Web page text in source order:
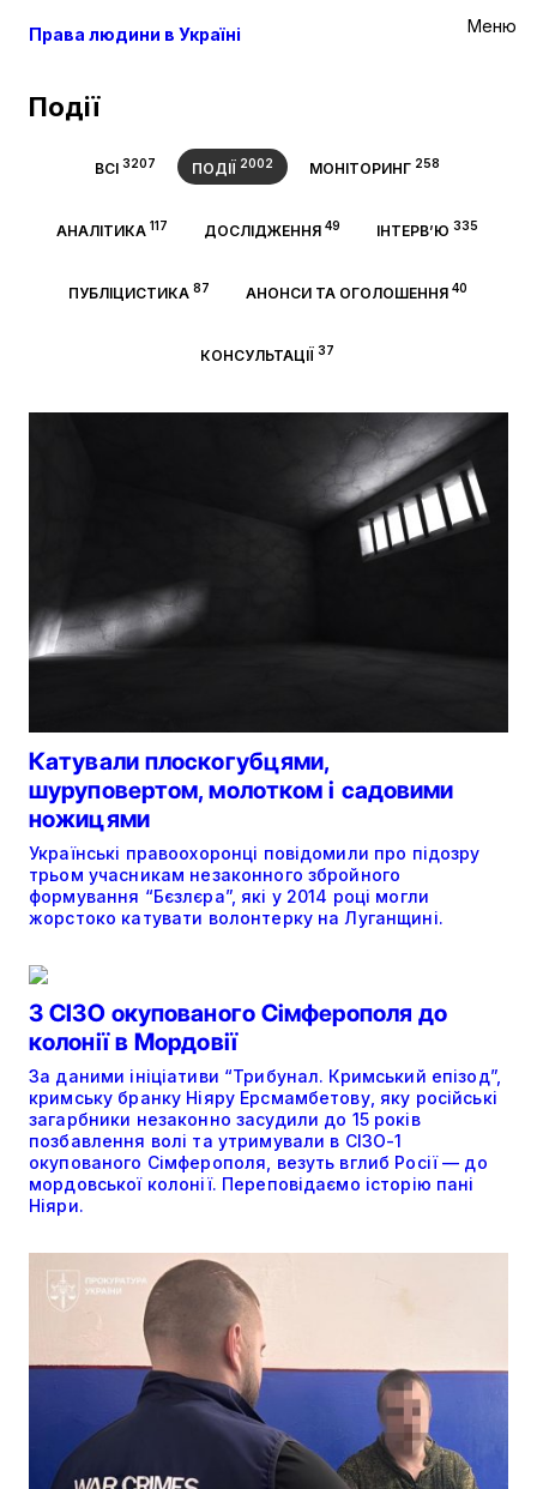
Меню
Права людини в Україні
Події
ВСІ 3207 ПОДІЇ 2002 МОНІТОРИНГ 258
АНАЛІТИКА 117 ДОСЛІДЖЕННЯ 49 ІНТЕРВ’Ю 335
ПУБЛІЦИСТИКА 87 АНОНСИ ТА ОГОЛОШЕННЯ40
КОНСУЛЬТАЦІЇ 37
Катували плоскогубцями,
шуруповертом, молотком і садовими
ножицями
Українські правоохоронці повідомили про підозру
трьом учасникам незаконного збройного
формування “Бєзлєра”, які у 2014 році могли
жорстоко катувати волонтерку на Луганщині.
З СІЗО окупованого Сімферополя до
колонії в Мордовії
За даними ініціативи “Трибунал. Кримський епізод”,
кримську бранку Ніяру Ерсмамбетову, яку російські
загарбники незаконно засудили до 15 років
позбавлення волі та утримували в СІЗО-1
окупованого Сімферополя, везуть вглиб Росії — до
мордовської колонії. Переповідаємо історію пані
Ніяри.